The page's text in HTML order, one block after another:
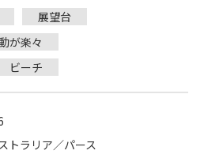
展望台
が楽々
ビーチ
トラリア／パース